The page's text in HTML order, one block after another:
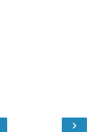
›